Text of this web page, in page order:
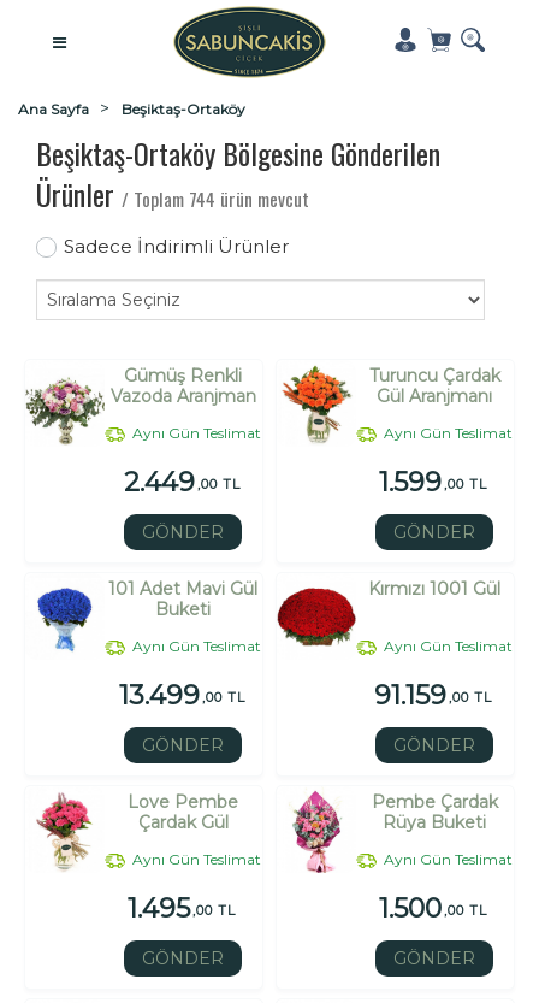
Ana Sayfa Beşiktaş-Ortaköy
Beşiktaş-Ortaköy Bölgesine Gönderilen
Ürünler / Toplam 744 ürün mevcut
Sadece İndirimli Ürünler
Gümüş Renkli
Vazoda Aranjman
Aynı Gün Teslimat
2.449,00 TL
GÖNDER
Turuncu Çardak
Gül Aranjmanı
Aynı Gün Teslimat
1.599,00 TL
GÖNDER
101 Adet Mavi Gül
Buketi
Aynı Gün Teslimat
13.499,00 TL
GÖNDER
Kırmızı 1001 Gül
Aynı Gün Teslimat
91.159,00 TL
GÖNDER
Love Pembe
Çardak Gül
Aynı Gün Teslimat
1.495,00 TL
GÖNDER
Pembe Çardak
Rüya Buketi
Aynı Gün Teslimat
1.500,00 TL
GÖNDER